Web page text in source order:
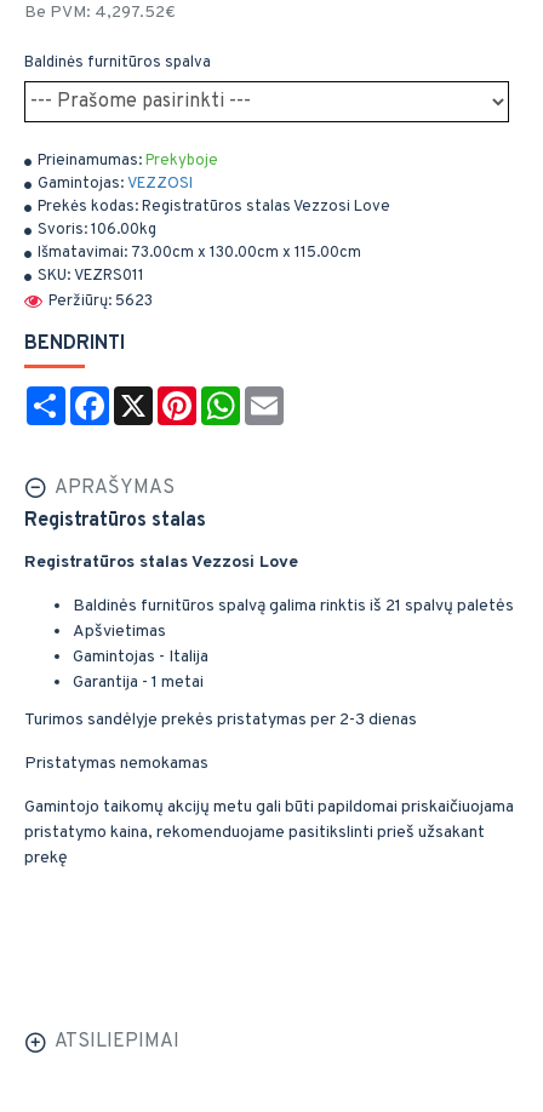
Prieinamumas:Prekyboje
Gamintojas:VEZZOSI
Prekės kodas:Registratūros stalas Vezzosi Love
Svoris:106.00kg
Išmatavimai: 73.00cm x 130.00cm x 115.00cm
SKU:VEZRS011
Peržiūrų: 5623
Be PVM: 4,297.52€
Baldinės furnitūros spalva
BENDRINTI
Share Facebook
X PinterestWhatsApp
APRAŠYMAS
Registratūros stalas
Registratūros stalas Vezzosi Love
Baldinės furnitūros spalvą galima rinktis iš 21 spalvų paletės
Apšvietimas
Gamintojas - Italija
Garantija - 1 metai
Turimos sandėlyje prekės pristatymas per 2-3 dienas
Pristatymas nemokamas
Gamintojo taikomų akcijų metu gali būti papildomai priskaičiuojama
pristatymo kaina, rekomenduojame pasitikslinti prieš užsakant
prekę
ATSILIEPIMAI